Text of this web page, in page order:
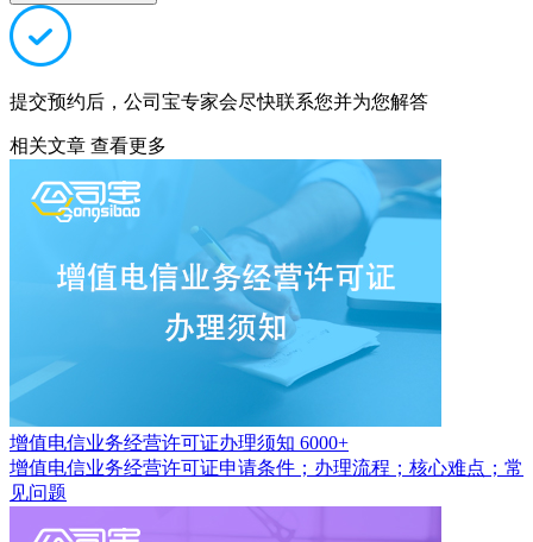
提交预约后，公司宝专家会尽快联系您并为您解答
相关文章 查看更多
增值电信业务经营许可证办理须知 6000+
增值电信业务经营许可证申请条件；办理流程；核心难点；常
见问题